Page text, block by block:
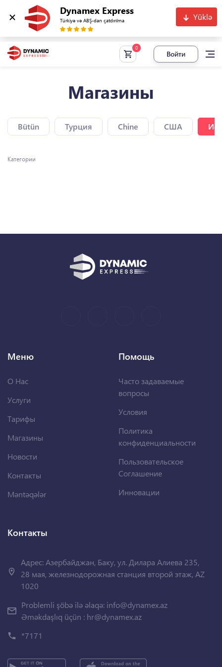
Dynamex Express
Türkiyə və ABŞ-dan çatdırılma Yüklə
Войти
Магазины
Bütün Турция Chine США
Категории
Меню
О Нас
Услуги
Тарифы
Магазины
Новости
Контакты
Məntəqələr
Помощь
Часто задаваемые
вопросы
Условия
Политика
конфиденциальности
Пользовательское
Соглашение
Инновации
Контакты
Адрес: Азербайджан, Баку, ул. Дилара Алиева 235,
28 мая, железнодорожная станция второй этаж, AZ
1020
Problemli şöbə ilə əlaqə: info@dynamex.az
Əməkdaşlıq üçün : hr@dynamex.az
*7171